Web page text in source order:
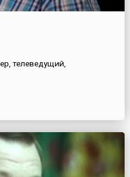
телеведущий,